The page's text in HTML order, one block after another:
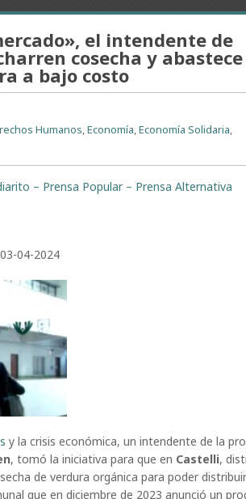
el intendente de
cosecha y
a bajo costo
Humanos,Economía,Economía Solidaria,
– Prensa Popular – Prensa Alternativa
04-2024
y la crisis económica, un intendente de la
, tomó la iniciativa para que en Castelli,
de verdura orgánica para poder
que en diciembre de 2023 anunció un